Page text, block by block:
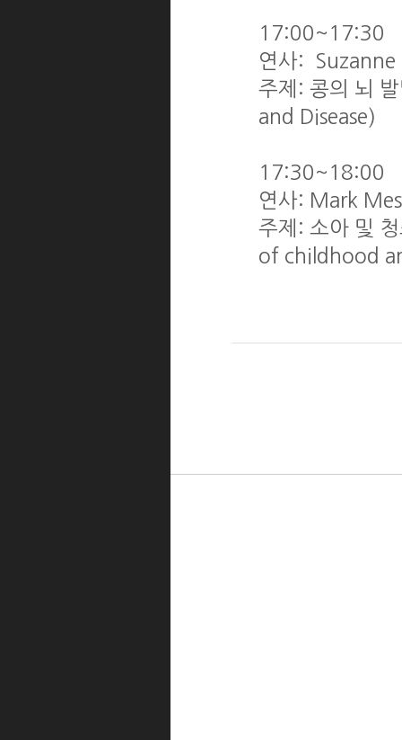
17:00~17:30
연사: Suzanne
주제: 콩의 뇌
and Disease)
17:30~18:00
연사: Mark
주제: 소아 및
of childhood